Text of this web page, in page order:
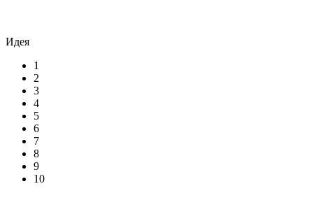
Идея
1
2
3
4
5
6
7
8
9
10